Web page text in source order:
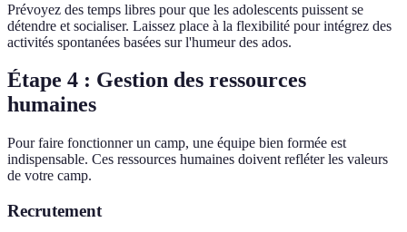
Prévoyez des temps libres pour que les adolescents puissent se
détendre et socialiser. Laissez place à la flexibilité pour intégrez des
activités spontanées basées sur l'humeur des ados.
Étape 4 : Gestion des ressources
humaines
Pour faire fonctionner un camp, une équipe bien formée est
indispensable. Ces ressources humaines doivent refléter les valeurs
de votre camp.
Recrutement